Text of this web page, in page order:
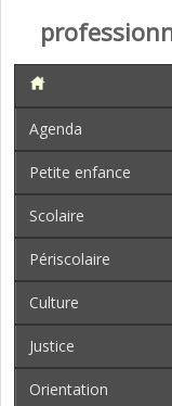
Agenda
Petite enfance
Scolaire
Périscolaire
Culture
Justice
Orientation